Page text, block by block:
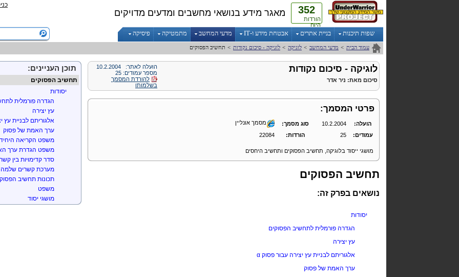
352
הורדות
היום
מאגר מידע בנושאי מחשבים ומדעים מדויקים
שפות תיכנות בניית אתרים אבטחת מידע ו-IT מדעי המחשב מתמטיקה פיסיקה
עמוד הבית > מדעי המחשב > לוגיקה > לוגיקה - סיכום נקודות > תחשיב הפסוקים
הועלה לאתר: 10.2.2004
מספר עמודים: 25
להורדת המסמך
בשלמותו
לוגיקה - סיכום נקודות
סיכום מאת: ניר אדר
פרטי המסמך:
הועלה: 10.2.2004 סוג מסמך:
מסמך אונליין
עמודים:
25 הורדות: 22084
מושגי ייסוד בלוגיקה, תחשיב הפסוקים ותחשיב היחסים
תחשיב הפסוקים
נושאים בפרק זה:
יסודות
הגדרה פורמלית לתחשיב הפסוקים
עץ יצירה
אלגוריתם לבניית עץ יצירה עבור פסוק α
ערך האמת של פסוק
תוכן העניינים:
תחשיב הפסוקים
יסודות
הגדרה פורמלית
עץ יצירה
אלגוריתם לבניית עץ
ערך האמת של פסוק
משפט הקריאה
משפט הגדרת ערך
סדר קדימויות בין
מערכת קשרים שלמה
תכונות תחשיב
משפט
מושגי יסוד